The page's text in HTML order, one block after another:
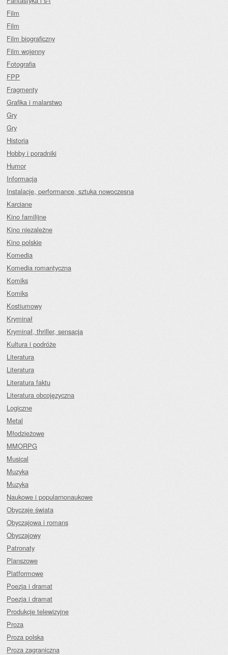
Film
Film
Film biograficzny
Film wojenny
Fotografia
FPP
Fragmenty
Grafika i malarstwo
Gry
Gry
Historia
Hobby i poradniki
Humor
Informacja
Instalacje, performance, sztuka nowoczesna
Karciane
Kino familijne
Kino niezależne
Kino polskie
Komedia
Komedia romantyczna
Komiks
Komiks
Kostiumowy
Kryminał
Kryminał, thriller, sensacja
Kultura i podróże
Literatura
Literatura
Literatura faktu
Literatura obcojęzyczna
Logiczne
Metal
Młodzieżowe
MMORPG
Musical
Muzyka
Muzyka
Naukowe i popularnonaukowe
Obyczaje świata
Obyczajowa i romans
Obyczajowy
Patronaty
Planszowe
Platformowe
Poezja i dramat
Poezja i dramat
Produkcje telewizyjne
Proza
Proza polska
Proza zagraniczna